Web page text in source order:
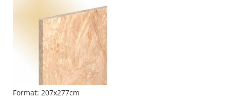
Format: 207x277cm